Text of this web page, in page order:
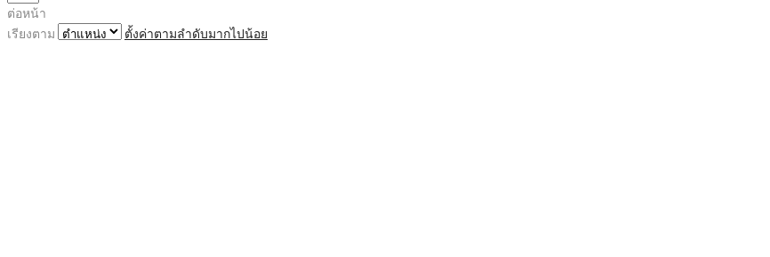
ต่อหน้า
เรียงตาม
ตั้งค่าตามลำดับมากไปน้อย